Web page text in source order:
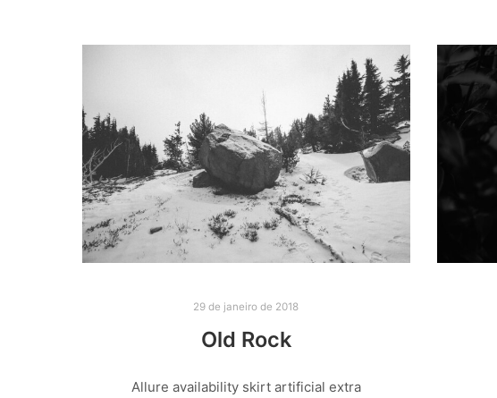
29 de janeiro de 2018
Old Rock
Allure availability skirt artificial extra